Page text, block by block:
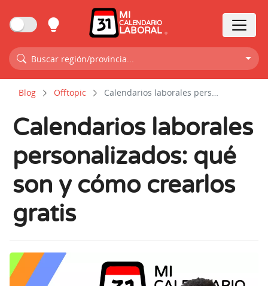
MI
CALENDARIO
LABORAL
Buscar región/provincia...
Blog Offtopic Calendarios laborales personalizados: qué son y cómo crearlos gratis
Calendarios laborales
personalizados: qué
son y cómo crearlos
gratis